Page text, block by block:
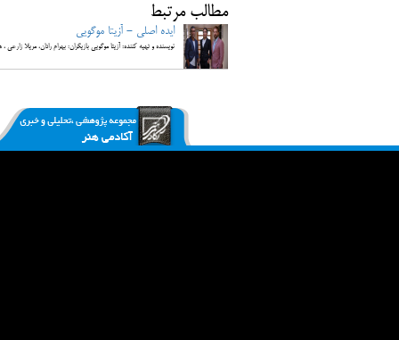
مطالب مرتبط
ایده اصلی - آزیتا موگویی
نویسنده و تهیه کننده: آزیتا موگویی بازیگران: بهرام رادان، مریلا زارعی